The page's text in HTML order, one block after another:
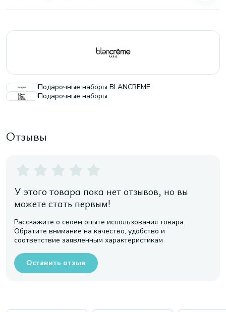
Подарочные наборы BLANCREME
Подарочные наборы
Отзывы
У этого товара пока нет отзывов, но вы
можете стать первым!
Расскажите о своем опыте использования товара.
Обратите внимание на качество, удобство и
соответствие заявленным характеристикам
Оставить отзыв